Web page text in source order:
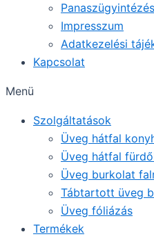
Panaszügyintézés
Impresszum
Adatkezelési
Kapcsolat
Menü
Szolgáltatások
Üveg hátfal
Üveg hátfal
Üveg burkolat
Tábtartott üveg
Üveg fóliázás
Termékek